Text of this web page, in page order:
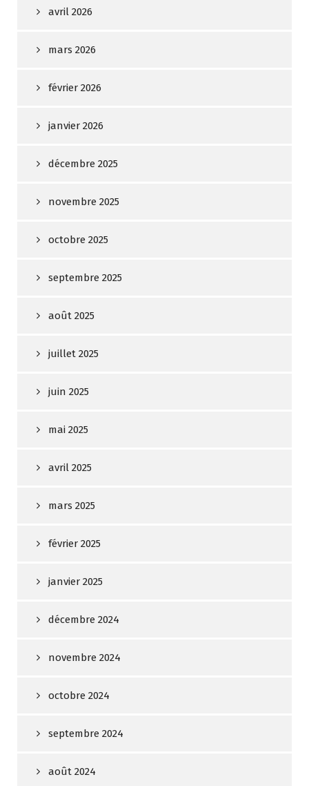
avril 2026
mars 2026
février 2026
janvier 2026
décembre 2025
novembre 2025
octobre 2025
septembre 2025
août 2025
juillet 2025
juin 2025
mai 2025
avril 2025
mars 2025
février 2025
janvier 2025
décembre 2024
novembre 2024
octobre 2024
septembre 2024
août 2024